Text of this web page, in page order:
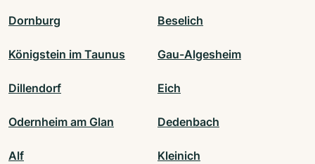
Dornburg Beselich
Königstein im Taunus Gau-Algesheim
Dillendorf Eich
Odernheim am Glan Dedenbach
Alf Kleinich